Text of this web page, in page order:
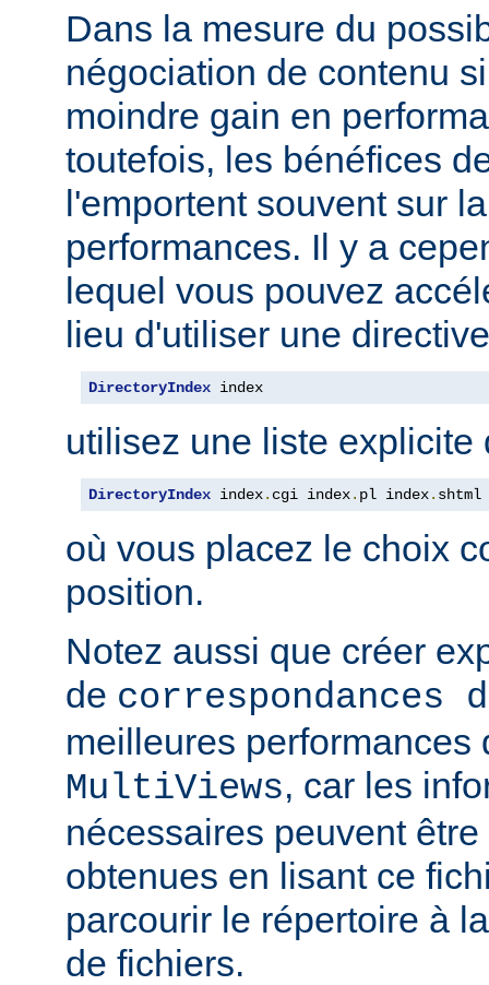
Dans la mesure du
négociation de contenu
moindre gain en
toutefois, les bénéfices
l'emportent souvent sur
performances. Il y a
lequel vous pouvez
lieu d'utiliser une
DirectoryIndex index
utilisez une liste explicite
DirectoryIndex index. cgi index. pl index. shtml
où vous placez le choix
position.
Notez aussi que créer
de correspondances
meilleures performances
MultiViews, car les
nécessaires peuvent
obtenues en lisant ce
parcourir le répertoire à
de fichiers.